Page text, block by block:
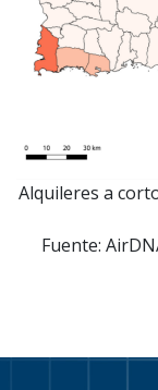
Alquileres a
Fuente: